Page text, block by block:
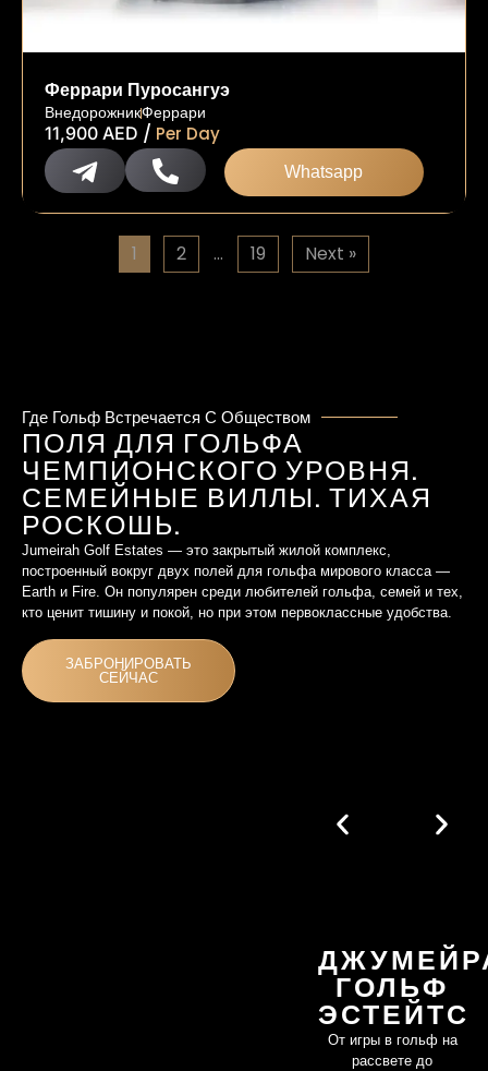
Феррари Пуросангуэ
ВнедорожникФеррари
11,900 AED / Per Day
Whatsapp
1 2 … 19 Next »
Где Гольф Встречается С Обществом
ПОЛЯ ДЛЯ ГОЛЬФА
ЧЕМПИОНСКОГО УРОВНЯ.
СЕМЕЙНЫЕ ВИЛЛЫ. ТИХАЯ
РОСКОШЬ.
Jumeirah Golf Estates — это закрытый жилой комплекс,
построенный вокруг двух полей для гольфа мирового класса —
Earth и Fire. Он популярен среди любителей гольфа, семей и тех,
кто ценит тишину и покой, но при этом первоклассные удобства.
ЗАБРОНИРОВАТЬ
СЕЙЧАС
ГОЛЬФ
ЭСТЕЙТС
От игры в гольф на
рассвете до